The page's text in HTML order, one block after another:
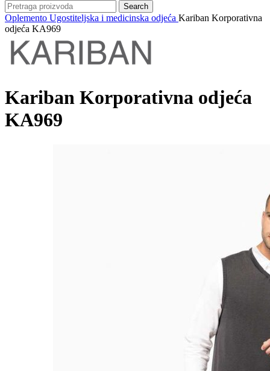
Search
Oplemento Ugostiteljska i medicinska odjeća Kariban Korporativna
odjeća KA969
Kariban Korporativna odjeća
KA969